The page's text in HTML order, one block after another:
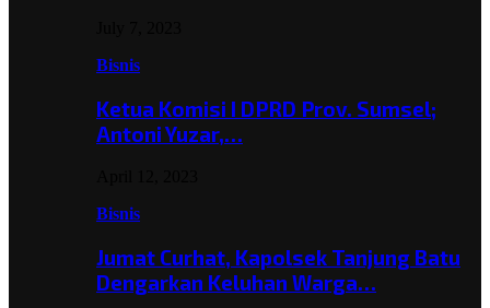
Bisnis
Ketua Komisi I DPRD Prov. Sumsel;
Antoni Yuzar,…
Bisnis
Jumat Curhat, Kapolsek Tanjung Batu
Dengarkan Keluhan Warga…